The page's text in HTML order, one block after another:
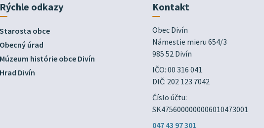
Rýchle odkazy
Starosta obce
Obecný úrad
Múzeum histórie obce Divín
Hrad Divín
Kontakt
Obec Divín
Námestie mieru 654/3
985 52 Divín
IČO: 00 316 041
DIČ: 202 123 7042
Číslo účtu:
SK4756000000006010473001
047 43 97 301